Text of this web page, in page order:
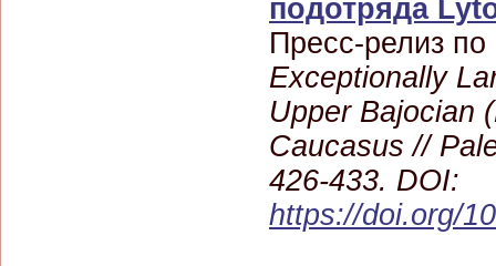
подотряда
Пресс-релиз по
Exceptionally
Upper Bajocian
Caucasus //
426-433. DOI:
https://doi.org/